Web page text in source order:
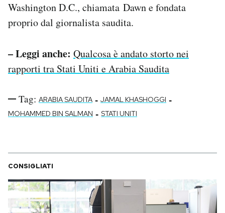
Washington D.C., chiamata Dawn e fondata
proprio dal giornalista saudita.
– Leggi anche: Qualcosa è andato storto nei
rapporti tra Stati Uniti e Arabia Saudita
Tag: ARABIA SAUDITA - JAMAL KHASHOGGI -
MOHAMMED BIN SALMAN - STATI UNITI
CONSIGLIATI